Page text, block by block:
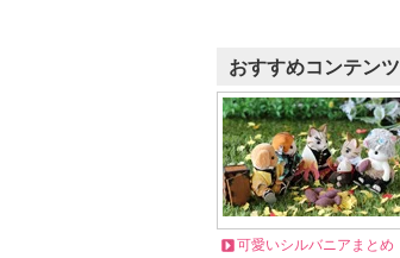
おすすめコンテンツ
可愛いシルバニアまとめ